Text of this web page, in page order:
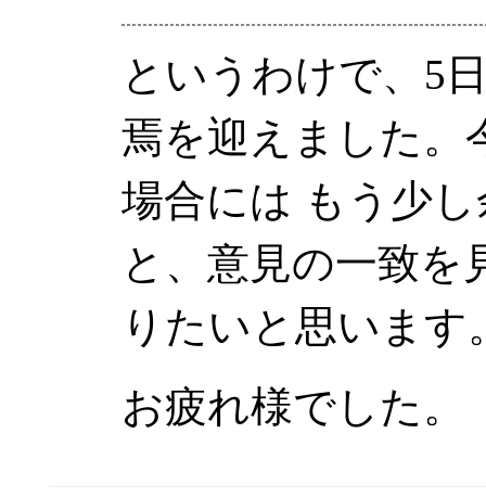
というわけで、5
焉を迎えました。
場合には もう少
と、意見の一致を
りたいと思います
お疲れ様でした。